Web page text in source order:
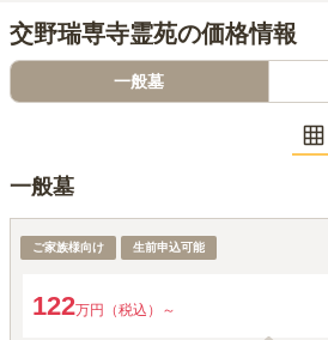
交野瑞専寺霊苑の価格情報
一般墓
一般墓
1.50聖地 前庭タイプ
ご家族様向け 生前申込可能
122万円（税込）～